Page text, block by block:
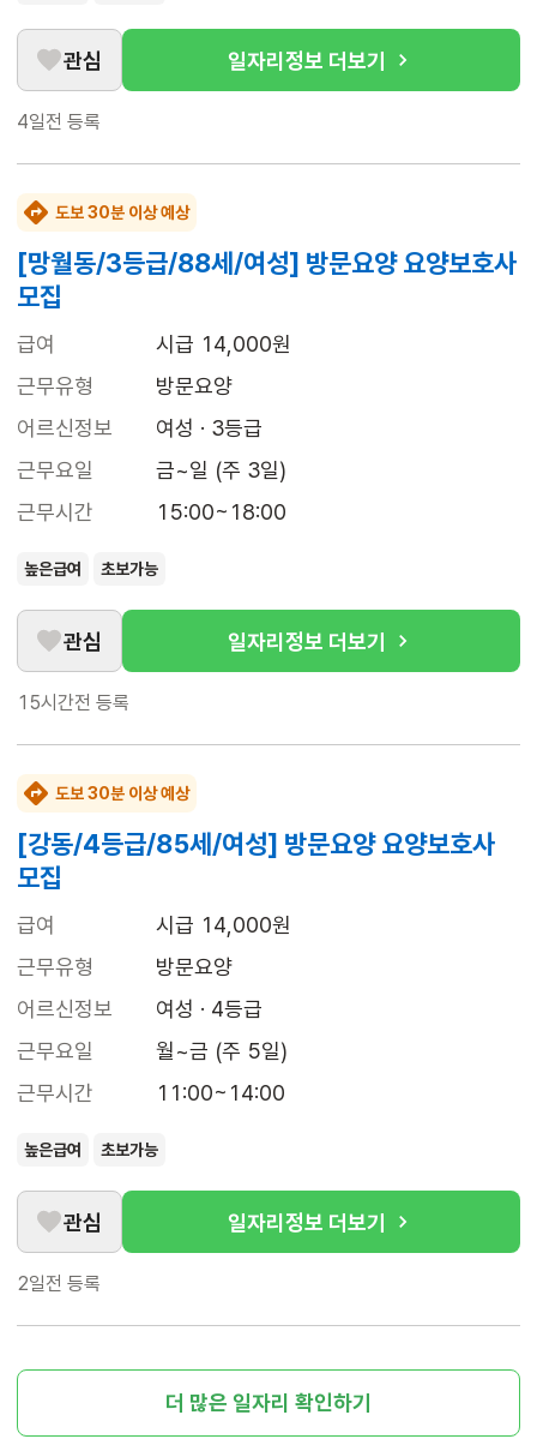
관심 일자리정보 더보기
4일전 등록
도보 30분 이상 예상
[망월동/3등급/88세/여성] 방문요양 요양보호사
모집
급여
시급 14,000원
근무유형
방문요양
어르신정보
여성 · 3등급
근무요일
금~일 (주 3일)
근무시간
15:00~18:00
높은급여 초보가능
관심 일자리정보 더보기
15시간전 등록
도보 30분 이상 예상
[강동/4등급/85세/여성] 방문요양 요양보호사
모집
급여
시급 14,000원
근무유형
방문요양
어르신정보
여성 · 4등급
근무요일
월~금 (주 5일)
근무시간
11:00~14:00
높은급여 초보가능
관심 일자리정보 더보기
2일전 등록
더 많은 일자리 확인하기